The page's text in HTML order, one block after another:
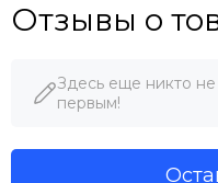
Варианты ношения
Отзывы о
Здесь еще никто не
первым!